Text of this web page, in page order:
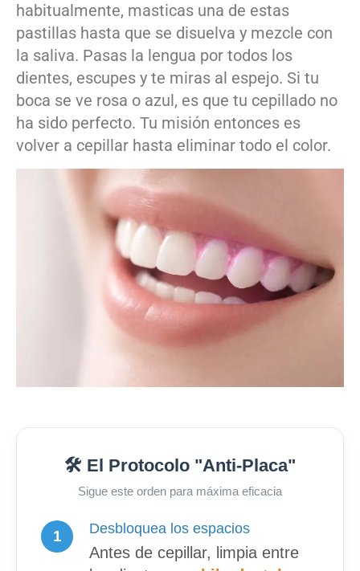
habitualmente, masticas una de estas
pastillas hasta que se disuelva y mezcle con
la saliva. Pasas la lengua por todos los
dientes, escupes y te miras al espejo. Si tu
boca se ve rosa o azul, es que tu cepillado no
ha sido perfecto. Tu misión entonces es
volver a cepillar hasta eliminar todo el color.
🛠️ El Protocolo "Anti-Placa"
Sigue este orden para máxima eficacia
1 Desbloquea los espacios
Antes de cepillar, limpia entre